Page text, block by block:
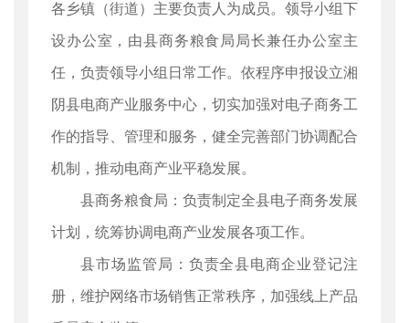
各乡镇（街道）主要负责人为成员。领导小组下
设办公室，由县商务粮食局局长兼任办公室主
任，负责领导小组日常工作。依程序申报设立湘
阴县电商产业服务中心，切实加强对电子商务工
作的指导、管理和服务，健全完善部门协调配合
机制，推动电商产业平稳发展。
县商务粮食局：负责制定全县电子商务发展
计划，统筹协调电商产业发展各项工作。
县市场监管局：负责全县电商企业登记注
册，维护网络市场销售正常秩序，加强线上产品